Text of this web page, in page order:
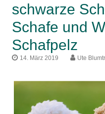
schwarze
Schafe und
Schafpelz
14. März 2019 Ute